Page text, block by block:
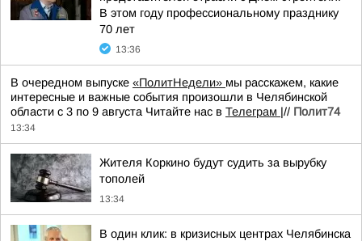
В этом году профессиональному празднику
70 лет
13:36
В очередном выпуске «ПолитНедели» мы расскажем, какие
интересные и важные события произошли в Челябинской
области с 3 по 9 августа Читайте нас в Телеграм |// Полит74
13:34
Жителя Коркино будут судить за вырубку
тополей
13:34
В один клик: в кризисных центрах Челябинска